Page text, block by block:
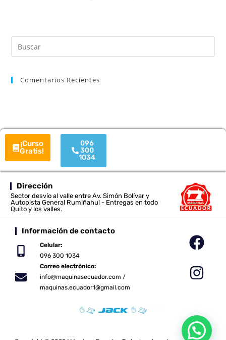
Comentarios Recientes
¡Curso
Gratis!
096
300
1034
Dirección
Sector desvío al valle entre Av. Simón Bolívar y
Autopista General Rumiñahui - Entregas en todo
Quito y los valles.
Información de contacto
Celular:
096 300 1034
Correo electrónico:
info@maquinasecuador.com /
maquinas.ecuador1@gmail.com